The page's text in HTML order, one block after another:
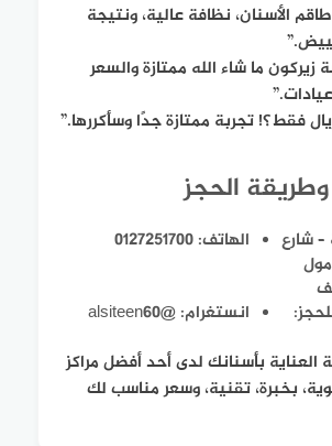
الأسنان، نظافة عالية، ونتيجة
زيركون ما شاء الله ممتازة والسعر
الحجز
– شارع
الهاتف: 0127251700
انستغرام: @alsiteen60
العناية بأسنانك لدى أحد أفضل مراكز
بخبرة، تقنية، وسعر مناسب لك